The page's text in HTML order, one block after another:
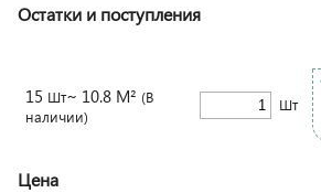
Остатки и поступления
15 Шт~ 10.8 М² (В
наличии)
Шт
Цена